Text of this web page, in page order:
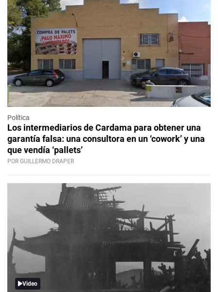
Política
Los intermediarios de Cardama para obtener una
garantía falsa: una consultora en un ‘cowork’ y una
que vendía ‘pallets’
POR GUILLERMO DRAPER
Video